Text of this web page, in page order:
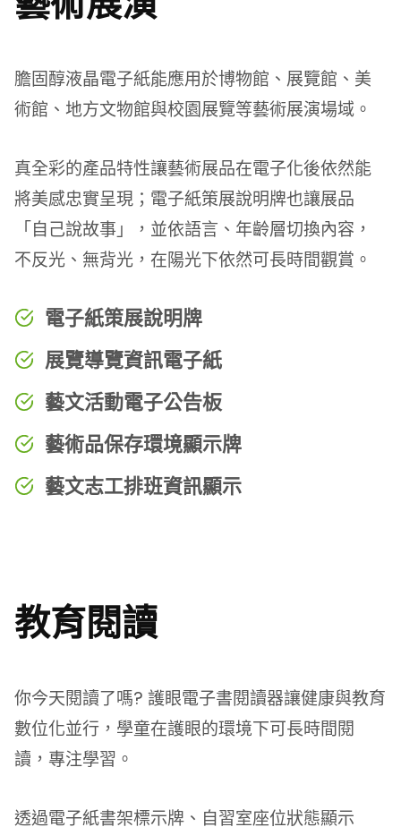
膽固醇液晶電子紙能應用於博物館、展覽館、美
術館、地方文物館與校園展覽等藝術展演場域。
真全彩的產品特性讓藝術展品在電子化後依然能
將美感忠實呈現；電子紙策展說明牌也讓展品
「自己說故事」，並依語言、年齡層切換內容，
不反光、無背光，在陽光下依然可長時間觀賞。
電子紙策展說明牌
展覽導覽資訊電子紙
藝文活動電子公告板
藝術品保存環境顯示牌
藝文志工排班資訊顯示
教育閱讀
你今天閱讀了嗎? 護眼電子書閱讀器讓健康與教育
數位化並行，學童在護眼的環境下可長時間閱
讀，專注學習。
透過電子紙書架標示牌、自習室座位狀態顯示